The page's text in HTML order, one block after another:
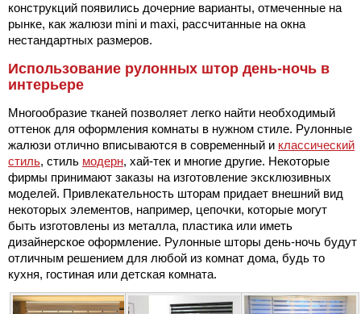
конструкций появились дочерние варианты, отмеченные на
рынке, как жалюзи mini и maxi, рассчитанные на окна
нестандартных размеров.
Использование рулонных штор день-ночь в
интерьере
Многообразие тканей позволяет легко найти необходимый
оттенок для оформления комнаты в нужном стиле. Рулонные
жалюзи отлично вписываются в современный и классический
стиль, стиль модерн, хай-тек и многие другие. Некоторые
фирмы принимают заказы на изготовление эксклюзивных
моделей. Привлекательность шторам придает внешний вид
некоторых элементов, например, цепочки, которые могут
быть изготовлены из металла, пластика или иметь
дизайнерское оформление. Рулонные шторы день-ночь будут
отличным решением для любой из комнат дома, будь то
кухня, гостиная или детская комната.